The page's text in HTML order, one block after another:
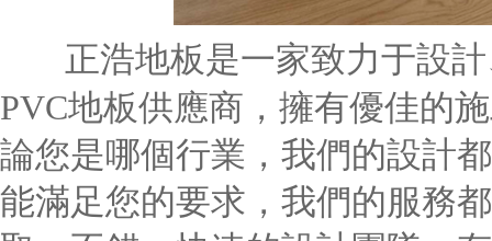
正浩地板是一家致力于設
PVC地板供應商，擁有優佳的
論您是哪個行業，我們的設計
能滿足您的要求，我們的服務